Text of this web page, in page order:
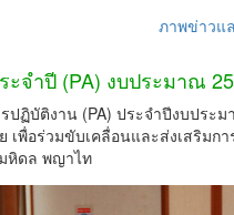
ภาพข่าวแ
จำปี (PA) งบประมาณ
ฏิบัติงาน (PA) ประจำปีงบประ
พื่อร่วมขับเคลื่อนและส่งเสริมก
หิดล พญาไท